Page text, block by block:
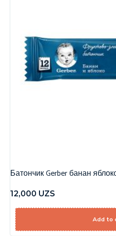
Батончик Gerber банан
12,000 UZS
Add to